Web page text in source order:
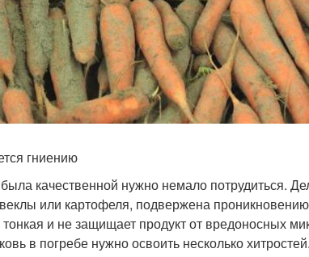
гниению
качественной нужно немало потрудиться.
или картофеля, подвержена
и не защищает продукт от вредоносных
в погребе нужно освоить несколько хитростей.